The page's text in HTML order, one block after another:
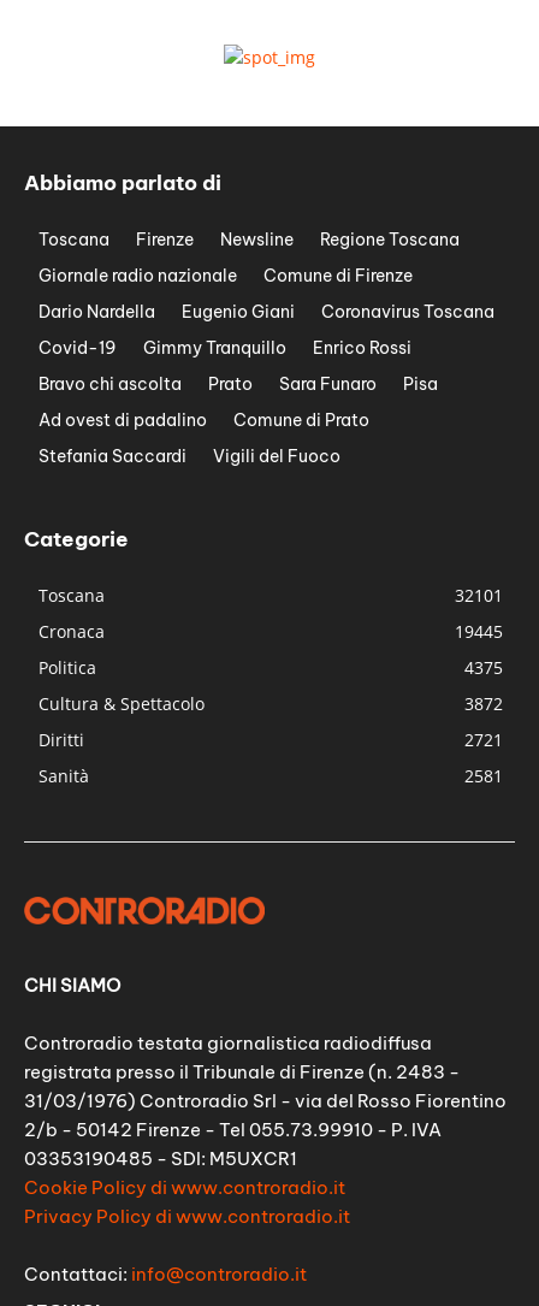
Abbiamo parlato di
Toscana Firenze Newsline
Regione Toscana
Giornale radio nazionale
Comune di Firenze
Dario Nardella
Eugenio Giani
Coronavirus Toscana
Covid-19
Gimmy Tranquillo
Enrico Rossi
Bravo chi ascolta
Prato Sara Funaro
Pisa
Ad ovest di padalino
Comune di Prato
Stefania Saccardi
Vigili del Fuoco
Categorie
Toscana
32101
Cronaca
19445
Politica
4375
Cultura & Spettacolo
3872
Diritti
2721
Sanità
2581
CHI SIAMO
Controradio testata giornalistica radiodiffusa
registrata presso il Tribunale di Firenze (n. 2483 -
31/03/1976) Controradio Srl - via del Rosso Fiorentino
2/b - 50142 Firenze - Tel 055.73.99910 - P. IVA
03353190485 - SDI: M5UXCR1
Cookie Policy di www.controradio.it
Privacy Policy di www.controradio.it
Contattaci: info@controradio.it